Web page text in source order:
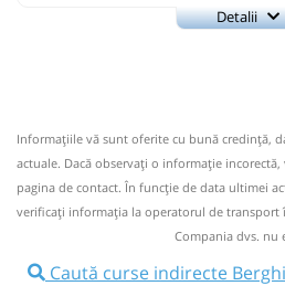
Detalii
Info: +4-0745-145.848;+4-0744-
Nu a circulat?Semnalați aici (
NOU!Pune poze din călătoria
13:26 Berghia Statie
Informaţiile vă sunt oferite cu bună credinţă,
actuale. Dacă observați o informaţie
pagina de contact. În funcție de data ultimei
verificaţi informaţia la operatorul de transport
Compania dvs. nu
Caută curse indirecte